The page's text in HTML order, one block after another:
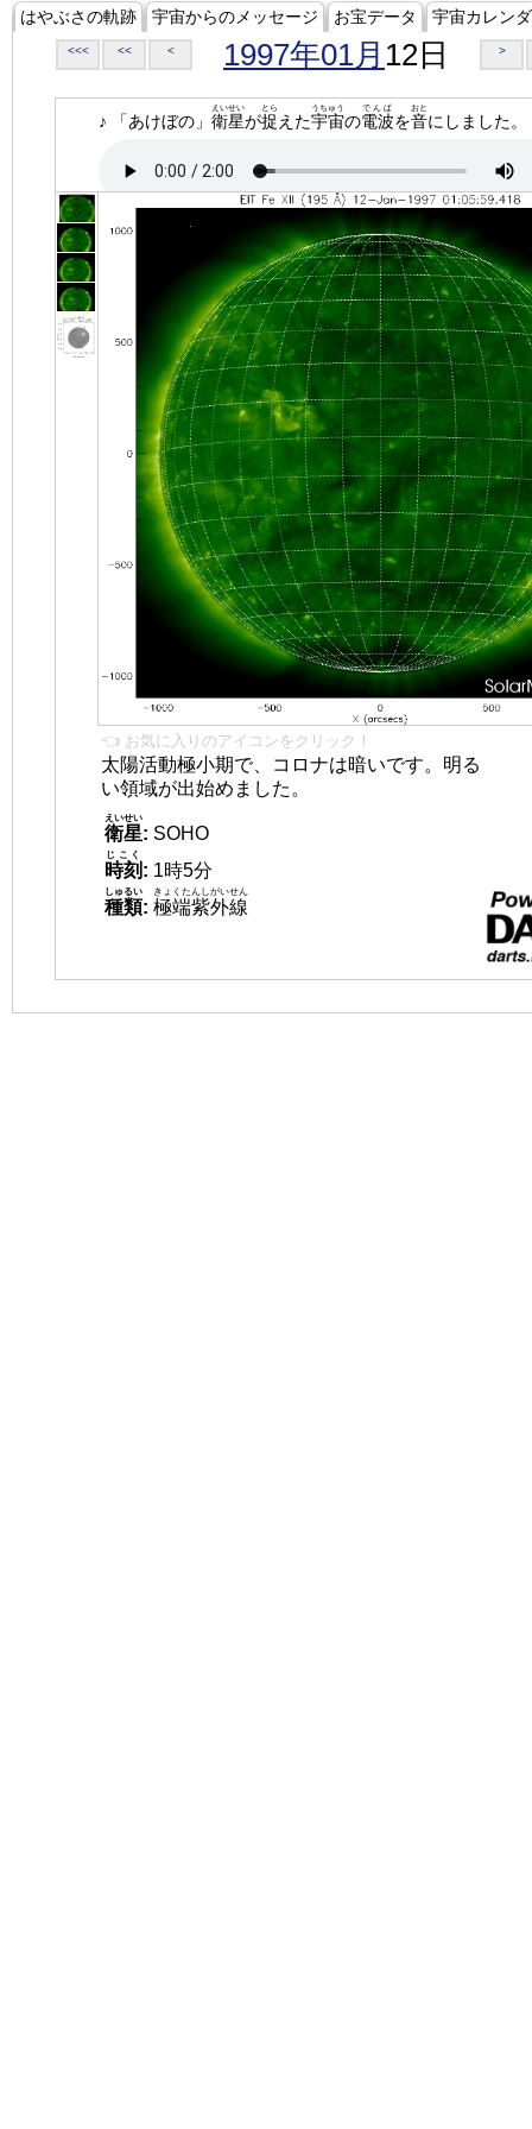
はやぶさの軌跡 宇宙からのメッセージ お宝データ 宇宙カレン
<<< << < 1997年01月 12日 >
♪ 「あけぼの」 衛星
えいせい
が捉
とら
えた宇宙
うちゅう
の電波
でんぱ
を音
おと
にしました。
👈 お気に入りのアイコンをクリック！
太陽活動極小期で、コロナは暗いです。明る
い領域が出始めました。
衛星
えいせい
: SOHO
時刻
じこく
: 1時5分
種類
しゅるい
: 極端紫外線
きょくたんしがいせん